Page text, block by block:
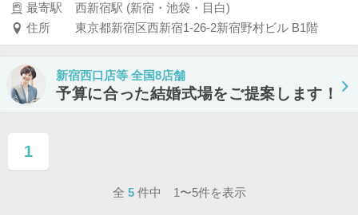
最寄駅
西新宿駅 (新宿・池袋・目白)
住所
東京都新宿区西新宿1-26-2新宿野村ビル B1階
新宿西口店等 全国8店舗
予算に合った結婚式場をご提案します！
1
ページ目
全 5 件中 1〜5件を表示